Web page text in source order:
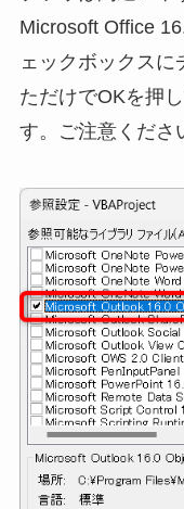
Microsoft Office
ェックボックスに
ただけでOKを押
す。ご注意くださ